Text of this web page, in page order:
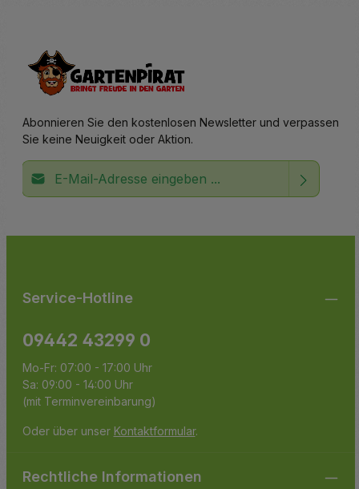
Abonnieren Sie den kostenlosen Newsletter und verpassen
Sie keine Neuigkeit oder Aktion.
E-Mail-Adresse*
Service-Hotline
09442 43299 0
Mo-Fr: 07:00 - 17:00 Uhr
Sa: 09:00 - 14:00 Uhr
(mit Terminvereinbarung)
Oder über unser Kontaktformular.
Rechtliche Informationen